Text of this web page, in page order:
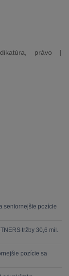
právo |
seniornejšie pozície
tržby 30,6 mil.
pozície sa